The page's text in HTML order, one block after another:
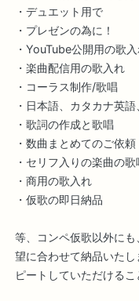
・デュエット用で
・プレゼンの為に！
・YouTube公開用の歌
・楽曲配信用の歌入れ
・コーラス制作/歌唱
・日本語、カタカナ英
・歌詞の作成と歌唱
・数曲まとめてのご依頼
・セリフ入りの楽曲の歌
・商用の歌入れ
・仮歌の即日納品
等、コンペ仮歌以外に
望に合わせて納品いた
ピートしていただけるこ